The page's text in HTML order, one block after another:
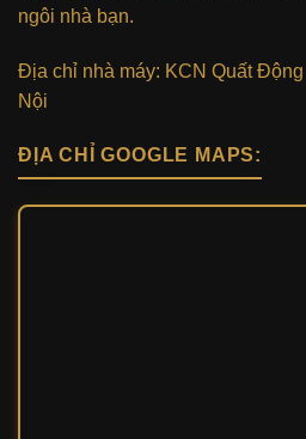
ngôi nhà bạn.
Địa chỉ nhà máy: KCN Quất
Nội
ĐỊA CHỈ GOOGLE MAPS: